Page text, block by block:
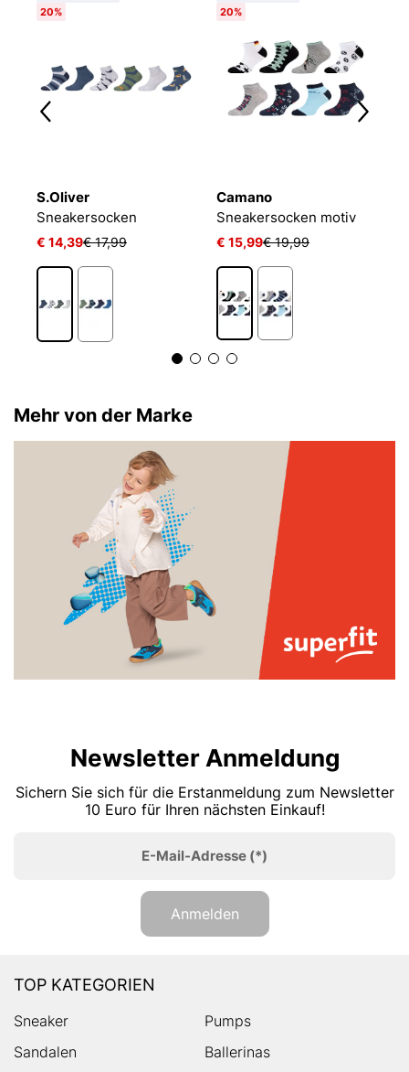
20%
S.Oliver
Sneakersocken
€ 14,39€ 17,99
20%
Camano
Sneakersocken motiv
€ 15,99€ 19,99
Mehr von der Marke
Newsletter Anmeldung
Sichern Sie sich für die Erstanmeldung zum Newsletter
10 Euro für Ihren nächsten Einkauf!
E-Mail-Adresse (*)
Anmelden
TOP KATEGORIEN
Sneaker
Pumps
Sandalen
Ballerinas